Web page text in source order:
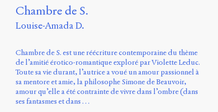
Chambre de S.
Louise-Amada D.
Chambre de S. est une réécriture contemporaine du thème
de l’amitié érotico-romantique exploré par Violette Leduc.
Toute sa vie durant, l’autrice a voué un amour passionnel à
sa mentore et amie, la philosophe Simone de Beauvoir,
amour qu’elle a été contrainte de vivre dans l’ombre (dans
ses fantasmes et dans …